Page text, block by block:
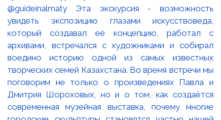
@guideinalmaty Эта экскурсия - возможность
увидеть экспозицию глазами искусствоведа,
который создавал её концепцию, работал с
архивами, встречался с художниками и собирал
воедино историю одной из самых известных
творческих семей Казахстана. Во время встречи мы
поговорим не только о произведениях Павла и
Дмитрия Шороховых, но и о том, как создаётся
современная музейная выставка, почему многие